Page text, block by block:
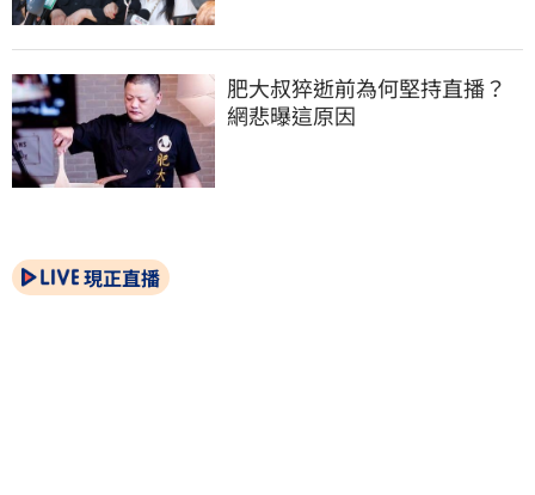
肥大叔猝逝前為何堅持直播？
網悲曝這原因
現正直播